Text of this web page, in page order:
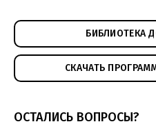
БИБЛИОТЕКА
СКАЧАТЬ
ОСТАЛИСЬ ВОПРОСЫ?